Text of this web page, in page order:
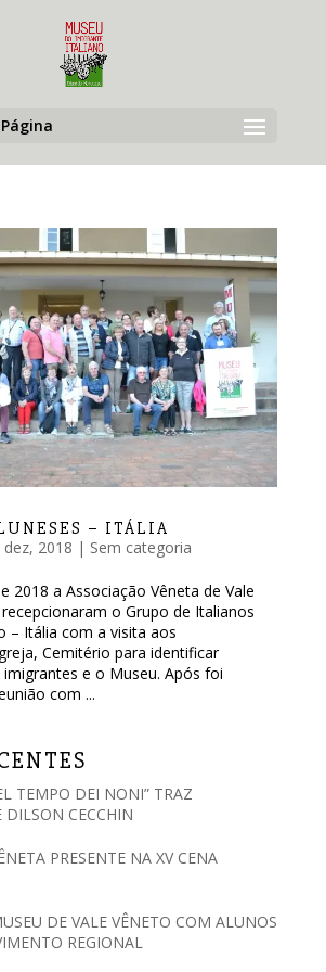
– ITÁLIA
dez, 2018 | Sem categoria
2018 a Associação Vêneta de Vale
o Grupo de Italianos
– Itália com a visita aos
Cemitério para identificar
e o Museu. Após foi
com ...
TEMPO DEI NONI” TRAZ
DILSON CECCHIN
PRESENTE NA XV CENA
DE VALE VÊNETO COM ALUNOS
REGIONAL